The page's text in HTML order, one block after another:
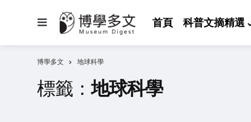
首頁 科普文摘精選
博學多文 地球科學
標籤：地球科學